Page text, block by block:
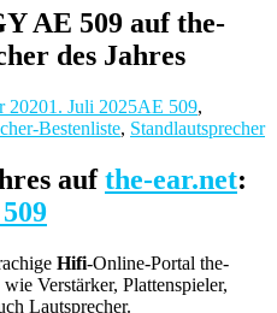
AE 509 auf the-
des Jahres
20201. Juli 2025AE 509,
Bestenliste, Standlautsprecher
aufthe-ear.net:
Hifi-Online-Portal the-
Verstärker, Plattenspieler,
Lautsprecher.